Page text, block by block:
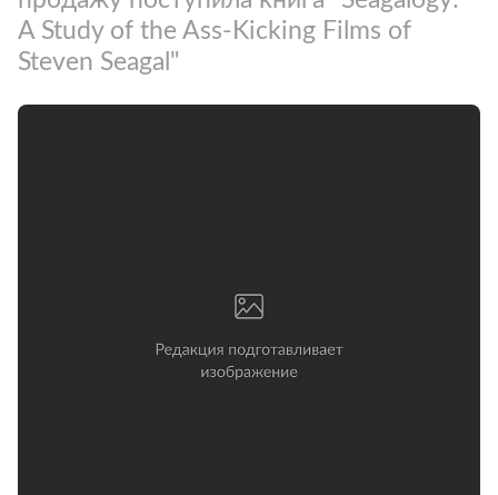
A Study of the Ass-Kicking Films of
Steven Seagal"